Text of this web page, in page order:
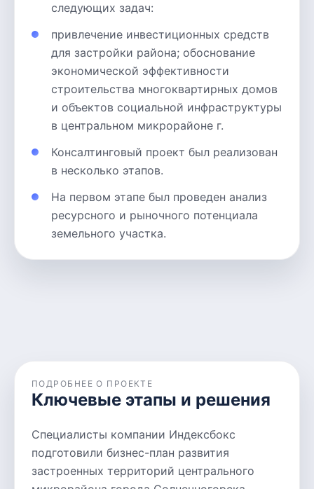
следующих задач:
привлечение инвестиционных средств
для застройки района; обоснование
экономической эффективности
строительства многоквартирных домов
и объектов социальной инфраструктуры
в центральном микрорайоне г.
Консалтинговый проект был реализован
в несколько этапов.
На первом этапе был проведен анализ
ресурсного и рыночного потенциала
земельного участка.
ПОДРОБНЕЕ О ПРОЕКТЕ
Ключевые этапы и решения
Специалисты компании Индексбокс
подготовили бизнес-план развития
застроенных территорий центрального